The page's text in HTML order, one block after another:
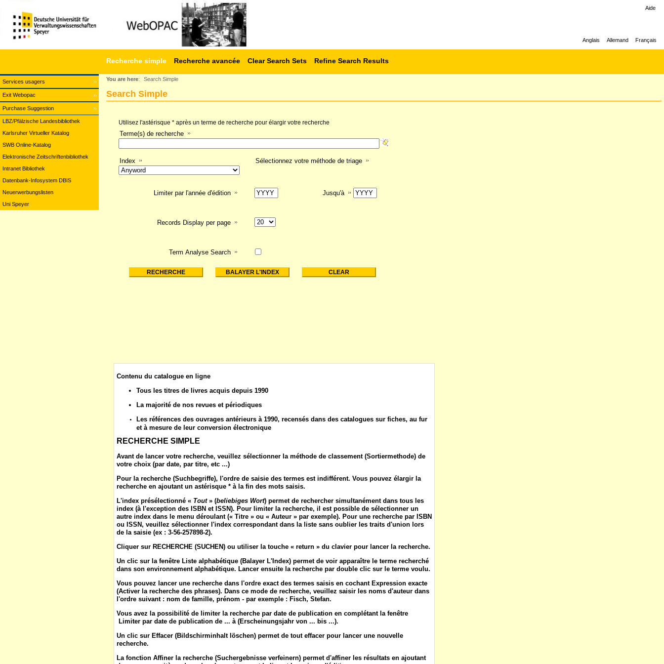
Services usagers
Exit Webopac
Purchase Suggestion
Recherche simple Recherche avancée Clear Search Sets Refine Search Results
Aide
Anglais Allemand Français
LBZ/Pfälzische Landesbibliothek
Karlsruher Virtueller Katalog
SWB Online-Katalog
Elektronische Zeitschriftenbibliothek
Intranet Bibliothek
Datenbank-Infosystem DBIS
Neuerwerbungslisten
Uni Speyer
You are here: Search Simple
Search Simple
Utilisez l'astérisque * après un terme de recherche pour élargir votre recherche
Terme(s) de recherche
Index Sélectionnez votre méthode de triage
Term Analyse Search
Limiter par l'année d'édition Jusqu'à
Records Display per page
Contenu du catalogue en ligne
Tous les titres de livres acquis depuis 1990
La majorité de nos revues et périodiques
Les références des ouvrages antérieurs à 1990, recensés dans des catalogues sur fiches, au fur
et à mesure de leur conversion électronique
RECHERCHE SIMPLE
Avant de lancer votre recherche, veuillez sélectionner la méthode de classement(Sortiermethode) de
votre choix (par date, par titre, etc ...)
Pour la recherche (Suchbegriffe), l'ordre de saisie des termes est indifférent. Vous pouvez élargir la
recherche en ajoutant un astérisque * à la fin des mots saisis.
L'index présélectionné « Tout» (beliebiges Wort) permet de rechercher simultanément dans tous les
index (à l'exception des ISBN et ISSN). Pour limiter la recherche, il est possible de sélectionner un
autre index dans le menu déroulant (« Titre » ou « Auteur » par exemple). Pour une recherche par ISBN
ou ISSN, veuillez sélectionner l'index correspondant dans la liste sans oublier les traits d'union lors
de la saisie (ex : 3-56-257898-2).
Cliquer sur RECHERCHE (SUCHEN) ou utiliser la touche « return » du clavier pour lancer la recherche.
Un clic sur la fenêtre Liste alphabétique (Balayer L'Index) permet de voir apparaître le terme recherché
dans son environnement alphabétique. Lancer ensuite la recherche par double clic sur le terme voulu.
Vous pouvez lancer une recherche dans l'ordre exact des termes saisis en cochant Expression exacte
(Activer la recherche des phrases). Dans ce mode de recherche, veuillez saisir les noms d'auteur dans
l'ordre suivant : nom de famille, prénom - par exemple : Fisch, Stefan.
Vous avez la possibilité de limiter la recherche par date de publication en complétant la fenêtre
Limiter par date de publication de ... à (Erscheinungsjahr von ... bis ...).
Un clic sur Effacer (Bildschirminhalt löschen) permet de tout effacer pour lancer une nouvelle
recherche.
La fonction Affiner la recherche (Suchergebnisse verfeinern) permet d'affiner les résultats en ajoutant